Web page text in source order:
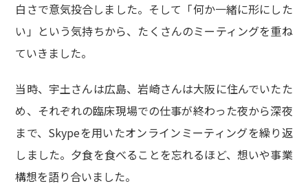
白さで意気投合しました。そして「何か一緒に形にした
い」という気持ちから、たくさんのミーティングを重ね
ていきました。
当時、宇土さんは広島、岩崎さんは大阪に住んでいたた
め、それぞれの臨床現場での仕事が終わった夜から深夜
まで、Skypeを用いたオンラインミーティングを繰り返
しました。夕食を食べることを忘れるほど、想いや事業
構想を語り合いました。